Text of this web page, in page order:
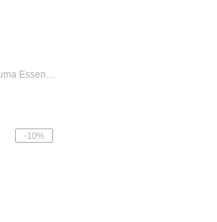
Shorts Masculino Curto Puma Essentials W...
-10%